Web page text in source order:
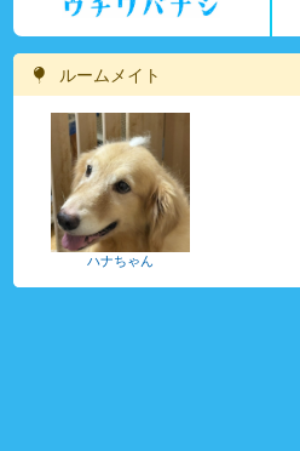
ルームメイト
ハナちゃん